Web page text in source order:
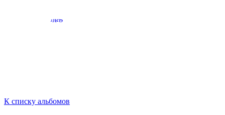
К списку альбомов